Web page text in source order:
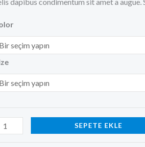
SEPETE EKLE